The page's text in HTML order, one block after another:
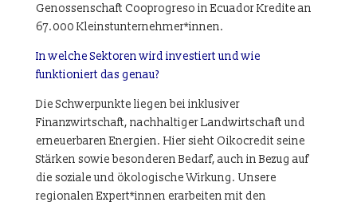
Genossenschaft Cooprogreso in Ecuador Kredite an
67.000 Kleinstunternehmer*innen.
In welche Sektoren wird investiert und wie
funktioniert das genau?
Die Schwerpunkte liegen bei inklusiver
Finanzwirtschaft, nachhaltiger Landwirtschaft und
erneuerbaren Energien. Hier sieht Oikocredit seine
Stärken sowie besonderen Bedarf, auch in Bezug auf
die soziale und ökologische Wirkung. Unsere
regionalen Expert*innen erarbeiten mit den